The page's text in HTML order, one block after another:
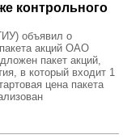
контрольного
объявил о
акций ОАО
пакет акций,
в который входит 1
цена пакета